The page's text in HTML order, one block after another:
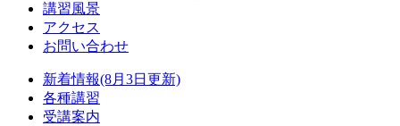
講習風景
アクセス
お問い合わせ
新着情報(8月3日更新)
各種講習
受講案内